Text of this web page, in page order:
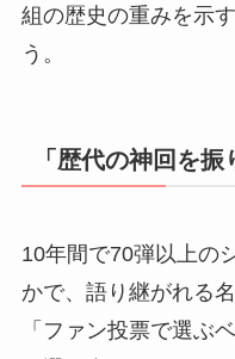
組の歴史の重みを示
う。
「歴代の神回を振
10年間で70弾以上の
かで、語り継がれる
「ファン投票で選ぶ